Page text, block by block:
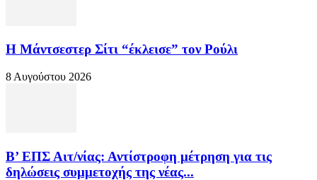
Η Μάντσεστερ Σίτι “έκλεισε” τον Ρούλι
8 Αυγούστου 2026
Β’ ΕΠΣ Αιτ/νίας: Αντίστροφη μέτρηση για τις
δηλώσεις συμμετοχής της νέας...